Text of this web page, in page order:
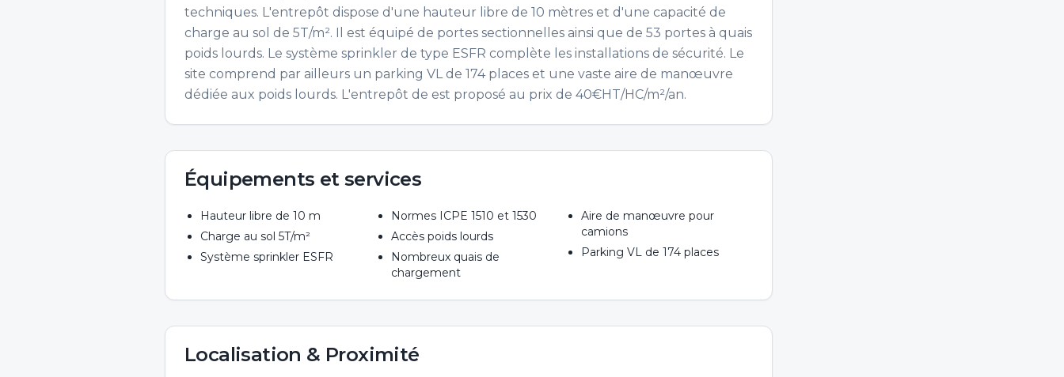
techniques. L'entrepôt dispose d'une hauteur libre de 10 mètres et d'une capacité de
charge au sol de 5T/m². Il est équipé de portes sectionnelles ainsi que de 53 portes à quais
poids lourds. Le système sprinkler de type ESFR complète les installations de sécurité. Le
site comprend par ailleurs un parking VL de 174 places et une vaste aire de manœuvre
dédiée aux poids lourds. L'entrepôt de est proposé au prix de 40€HT/HC/m²/an.
Équipements et services
Hauteur libre de 10 m
Charge au sol 5T/m²
Système sprinkler ESFR
Normes ICPE 1510 et 1530
Accès poids lourds
Nombreux quais de
chargement
Aire de manœuvre pour
camions
Parking VL de 174 places
Localisation & Proximité